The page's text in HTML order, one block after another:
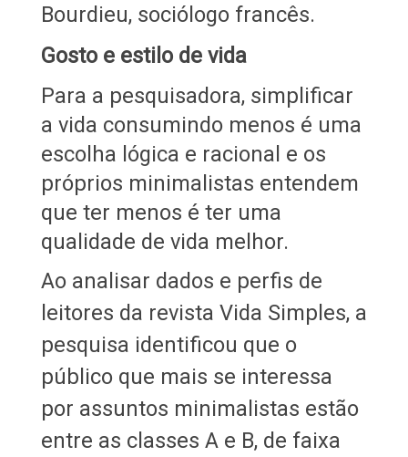
Bourdieu, sociólogo francês.
Gosto e estilo de vida
Para a pesquisadora, simplificar
a vida consumindo menos é uma
escolha lógica e racional e os
próprios minimalistas entendem
que ter menos é ter uma
qualidade de vida melhor.
Ao analisar dados e perfis de
leitores da revista Vida Simples, a
pesquisa identificou que o
público que mais se interessa
por assuntos minimalistas estão
entre as classes A e B, de faixa